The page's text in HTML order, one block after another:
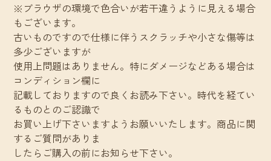
※ブラウザの環境で色合いが若干違うように見える場合
もございます。
古いものですので仕様に伴うスクラッチや小さな傷等は
多少ございますが
使用上問題はありません。特にダメージなどある場合は
コンディション欄に
記載しておりますので良くお読み下さい。時代を経てい
るものとのご認識で
お買い上げ下さいますようお願いいたします。商品に関
するご質問がありま
したらご購入の前にお知らせ下さい。